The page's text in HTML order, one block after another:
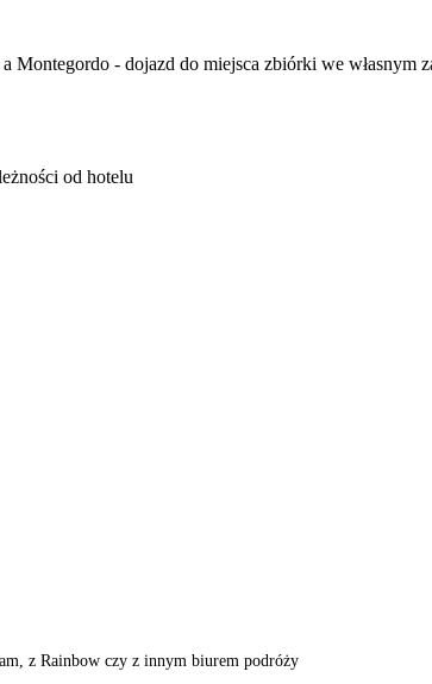
Montegordo - dojazd do miejsca zbiórki we
od hotelu
z Rainbow czy z innym biurem podróży